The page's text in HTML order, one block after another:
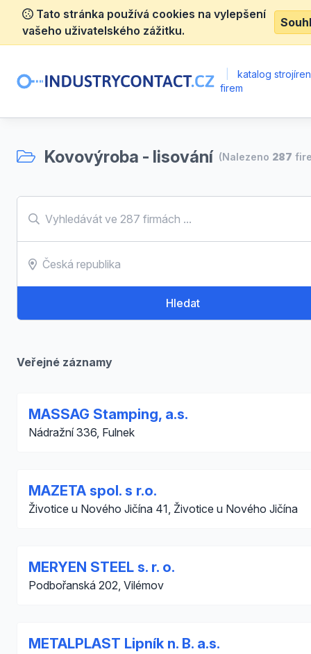
Tato stránka používá cookies na vylepšení
vašeho uživatelského zážitku.
katalog
firem
Kovovýroba - lisování (Nalezeno 287
Hledat
Veřejné záznamy
MASSAG Stamping, a.s.
Nádražní 336, Fulnek
MAZETA spol. s r.o.
Životice u Nového Jičína 41, Životice u Nového Jičína
MERYEN STEEL s. r. o.
Podbořanská 202, Vilémov
METALPLAST Lipník n. B. a.s.